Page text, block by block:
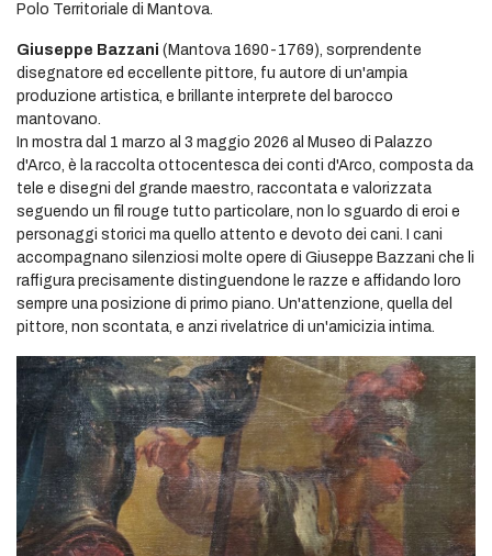
Polo Territoriale di Mantova.
Giuseppe Bazzani (Mantova 1690-1769), sorprendente
disegnatore ed eccellente pittore, fu autore di un'ampia
produzione artistica, e brillante interprete del barocco
mantovano.
In mostra dal 1 marzo al 3 maggio 2026 al Museo di Palazzo
d'Arco, è la raccolta ottocentesca dei conti d'Arco, composta da
tele e disegni del grande maestro, raccontata e valorizzata
seguendo un fil rouge tutto particolare, non lo sguardo di eroi e
personaggi storici ma quello attento e devoto dei cani. I cani
accompagnano silenziosi molte opere di Giuseppe Bazzani che li
raffigura precisamente distinguendone le razze e affidando loro
sempre una posizione di primo piano. Un'attenzione, quella del
pittore, non scontata, e anzi rivelatrice di un'amicizia intima.